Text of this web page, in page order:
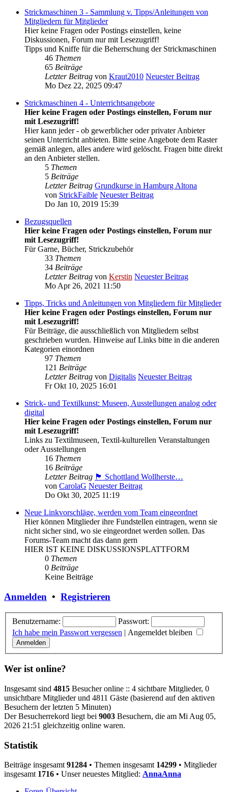
Strickmaschinen 3 - Sammlung v. Tipps/Anleitungen von
Mitgliedern für Mitglieder
Hier keine Fragen oder Postings einstellen, keine
Diskussionen, Forum nur mit Lesezugriff!
Tipps und Kniffe für die Beherrschung der Strickmaschinen
46 Themen
65 Beiträge
Letzter Beitrag von Kraut2010 Neuester Beitrag
Mo Dez 22, 2025 09:47
Strickmaschinen 4 - Unterrichtsangebote
Hier keine Fragen oder Postings einstellen, Forum nur
mit Lesezugriff!
Hier kann jeder - ob gewerblicher oder privater Anbieter
seinen Unterricht anbieten. Bitte seine Angebote dem Raster
gemäß anlegen, alles andere wird gelöscht. Fragen bitte direkt
an den Anbieter stellen.
5 Themen
5 Beiträge
Letzter Beitrag Grundkurse in Hamburg Altona
von StrickFaible Neuester Beitrag
Do Jan 10, 2019 15:39
Bezugsquellen
Hier keine Fragen oder Postings einstellen, Forum nur
mit Lesezugriff!
Für Garne, Bücher, Strickzubehör
33 Themen
34 Beiträge
Letzter Beitrag von Kerstin Neuester Beitrag
Mo Apr 26, 2021 11:50
Tipps, Tricks und Anleitungen von Mitgliedern für Mitglieder
Hier keine Fragen oder Postings einstellen, Forum nur
mit Lesezugriff!
Für Beiträge, die ausschließlich von Mitgliedern selbst
geschrieben wurden. Hinweise auf Links bitte in die anderen
Kategorien einordnen
97 Themen
121 Beiträge
Letzter Beitrag von Digitalis Neuester Beitrag
Fr Okt 10, 2025 16:01
Strick- und Textilkunst: Museen, Ausstellungen analog oder
digital
Hier keine Fragen oder Postings einstellen, Forum nur
mit Lesezugriff!
Links zu Textilmuseen, Textil-kulturellen Veranstaltungen
oder Ausstellungen
16 Themen
16 Beiträge
Letzter Beitrag 🏴󠁧󠁢󠁳󠁣󠁴󠁿 Schottland Wollherste…
von CarolaG Neuester Beitrag
Do Okt 30, 2025 11:19
Neue Linkvorschläge, werden vom Team eingeordnet
Hier können Mitglieder ihre Fundstellen eintragen, wenn sie
nicht sicher sind, wo sie eingeordnet werden sollen. Das
Forums-Team macht das dann gern
HIER IST KEINE DISKUSSIONSPLATTFORM
0 Themen
0 Beiträge
Keine Beiträge
Anmelden • Registrieren
Benutzername:
Passwort:
Ich habe mein Passwort vergessen | Angemeldet bleiben
Wer ist online?
Insgesamt sind 4815 Besucher online :: 4 sichtbare Mitglieder, 0
unsichtbare Mitglieder und 4811 Gäste (basierend auf den aktiven
Besuchern der letzten 5 Minuten)
Der Besucherrekord liegt bei 9003 Besuchern, die am Mi Aug 05,
2026 21:51 gleichzeitig online waren.
Statistik
Beiträge insgesamt 91284 • Themen insgesamt 14299 • Mitglieder
insgesamt 1716 • Unser neuestes Mitglied: AnnaAnna